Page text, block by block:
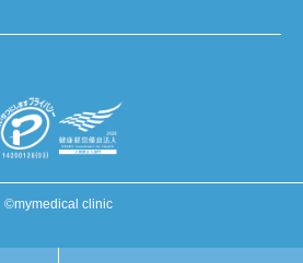
©mymedical clinic